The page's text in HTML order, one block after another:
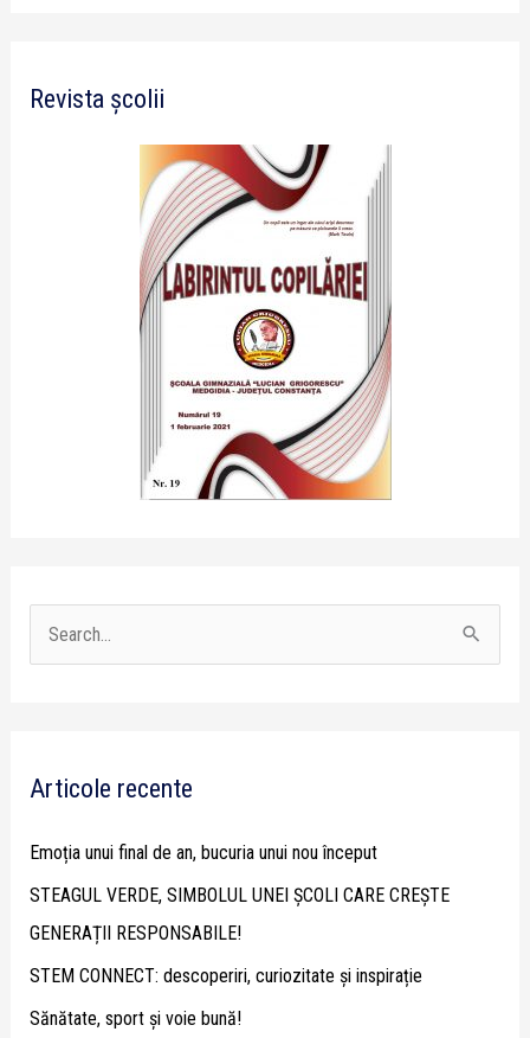
Revista școlii
c
o
r
:
Articole recente
Emoția unui final de an, bucuria unui nou început
STEAGUL VERDE, SIMBOLUL UNEI ȘCOLI CARE CREȘTE
GENERAȚII RESPONSABILE!
STEM CONNECT: descoperiri, curiozitate și inspirație
Sănătate, sport și voie bună!